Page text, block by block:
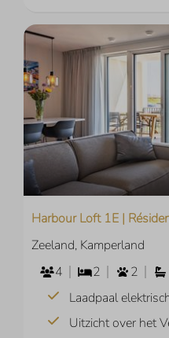
Harbour Loft 1E |
Zeeland, Kamperland
4
2 2
Laadpaal
Uitzicht over het